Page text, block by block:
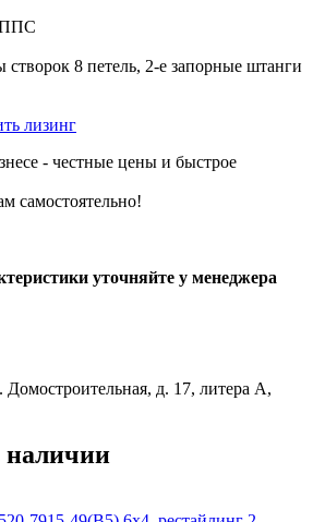
8 петель, 2-е запорные штанги
лизинг
- честные цены и быстрое
самостоятельно!
уточняйте у менеджера
Домостроительная, д. 17, литера А,
наличии